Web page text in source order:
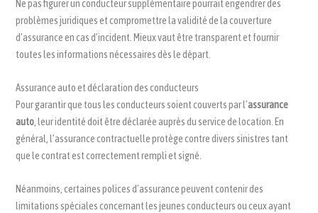
Ne pas figurer un conducteur supplémentaire pourrait engendrer des
problèmes juridiques et compromettre la validité de la couverture
d’assurance en cas d’incident. Mieux vaut être transparent et fournir
toutes les informations nécessaires dès le départ.
Assurance auto et déclaration des conducteurs
Pour garantir que tous les conducteurs soient couverts par l’assurance
auto , leur identité doit être déclarée auprès du service de location. En
général, l’assurance contractuelle protège contre divers sinistres tant
que le contrat est correctement rempli et signé.
Néanmoins, certaines polices d’assurance peuvent contenir des
limitations spéciales concernant les jeunes conducteurs ou ceux ayant